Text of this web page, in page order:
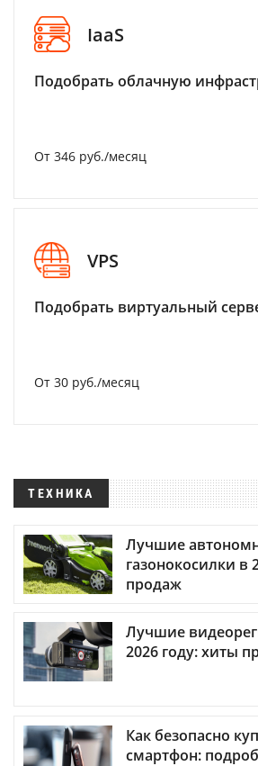
IaaS
Подобрать облачную
От 346 руб./месяц
VPS
Подобрать виртуальный
От 30 руб./месяц
ТЕХНИКА
Лучшие
газонокосилки в
продаж
Лучшие
2026 году: хиты
Как безопасно
смартфон: